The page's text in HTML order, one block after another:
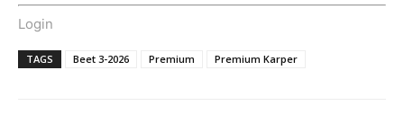
Login
TAGS Beet 3-2026 Premium Premium Karper